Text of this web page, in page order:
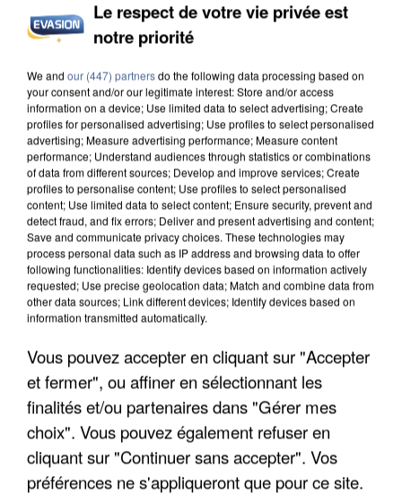
MAFIA INTERPELLÉ EN ALGÉRIE
UN SECOND CADRE DE LA DZ MAFIA
INTERPELLÉ EN ALGÉRIE
Le respect de votre vie privée est
notre priorité
We and our (447) partnersdo the following data processing based on
your consent and/or our legitimate interest: Store and/or access
information on a device; Use limited data to select advertising; Create
profiles for personalised advertising; Use profiles to select personalised
advertising; Measure advertising performance; Measure content
performance; Understand audiences through statistics or combinations
of data from different sources; Develop and improve services; Create
profiles to personalise content; Use profiles to select personalised
content; Use limited data to select content; Ensure security, prevent and
detect fraud, and fix errors; Deliver and present advertising and content;
Save and communicate privacy choices. These technologies may
process personal data such as IP address and browsing data to offer
following functionalities: Identify devices based on information actively
requested; Use precise geolocation data; Match and combine data from
other data sources; Link different devices; Identify devices based on
information transmitted automatically.
Vous pouvez accepter en cliquant sur "Accepter
et fermer", ou affiner en sélectionnant les
finalités et/ou partenaires dans "Gérer mes
choix". Vous pouvez également refuser en
cliquant sur "Continuer sans accepter". Vos
préférences ne s'appliqueront que pour ce site.